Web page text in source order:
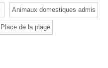
Animaux domestiques admis
Place de la plage